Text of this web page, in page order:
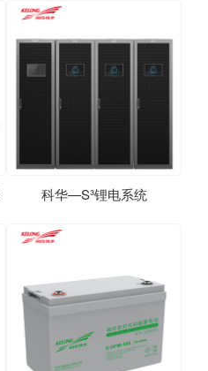
科华—S³锂电系统